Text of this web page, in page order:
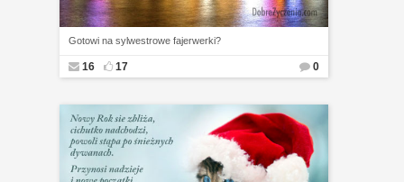
Gotowi na sylwestrowe fajerwerki?
16 17 0